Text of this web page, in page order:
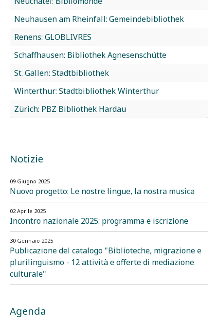
Neuhausen am Rheinfall: Gemeindebibliothek
Renens: GLOBLIVRES
Schaffhausen: Bibliothek Agnesenschütte
St. Gallen: Stadtbibliothek
Winterthur: Stadtbibliothek Winterthur
Zürich: PBZ Bibliothek Hardau
Notizie
09 Giugno 2025
Nuovo progetto: Le nostre lingue, la nostra musica
02 Aprile 2025
Incontro nazionale 2025: programma e iscrizione
30 Gennaio 2025
Publicazione del catalogo "Biblioteche, migrazione e
plurilinguismo - 12 attività e offerte di mediazione
culturale"
Agenda